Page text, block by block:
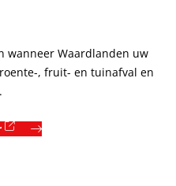
wanneer Waardlanden uw
, fruit- en tuinafval en
(externe link)